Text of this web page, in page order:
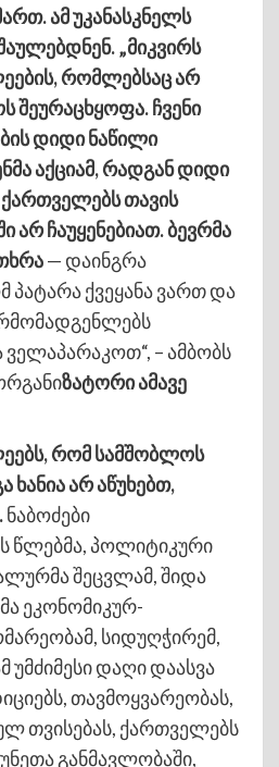
ამ უკანასკნელს
„მიკვირს
რომლებსაც არ
შეურაცხყოფა. ჩვენი
დიდი ნაწილი
აქციამ, რადგან დიდი
ქართველებს თავის
არ ჩაუყენებიათ. ბევრმა
— დაინგრა
პატარა ქვეყანა ვართ და
– ამბობს
ზატორი ამავე
რომ სამშობლოს
ხანია არ აწუხებთ,
ნაბოძები
წლებმა, პოლიტიკური
შეცვლამ, შიდა
ეკონომიკურ-
სიდუღჭირემ,
უმძიმესი დაღი დაასვა
თავმოყვარეობას,
თვისებას, ქართველებს
განმავლობაში,